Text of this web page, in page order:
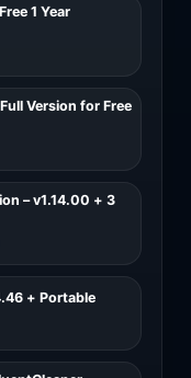
1 Year
Version for Free
– v1.14.00 + 3
+ Portable